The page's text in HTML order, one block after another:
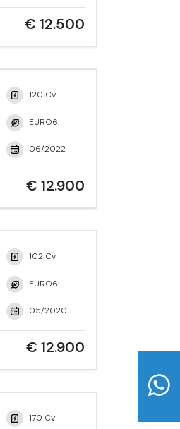
€ 12.500
120 Cv
EURO6.
06/2022
€ 12.900
102 Cv
EURO6.
05/2020
€ 12.900
170 Cv